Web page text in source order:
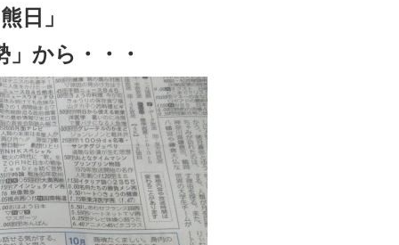
日」
から・・・